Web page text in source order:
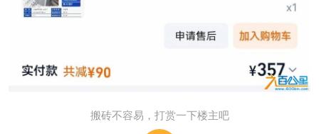
搬砖不容易，打赏一下楼主吧